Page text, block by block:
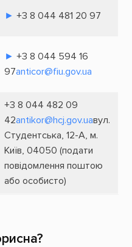
► +3 8 044 481 20 97
► +3 8 044 594 16
97anticor@fiu.gov.ua
+3 8 044 482 09
42antikor@hcj.gov.uaвул.
Студентська, 12-А, м.
Київ, 04050 (подати
повідомлення поштою
або особисто)